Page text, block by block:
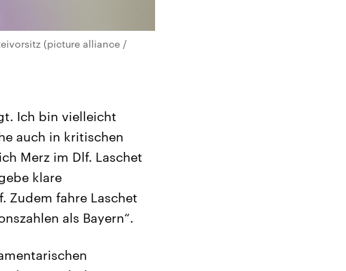
(picture alliance /
Ich bin vielleicht
auch in kritischen
Merz im Dlf. Laschet
klare
Zudem fahre Laschet
als Bayern“.